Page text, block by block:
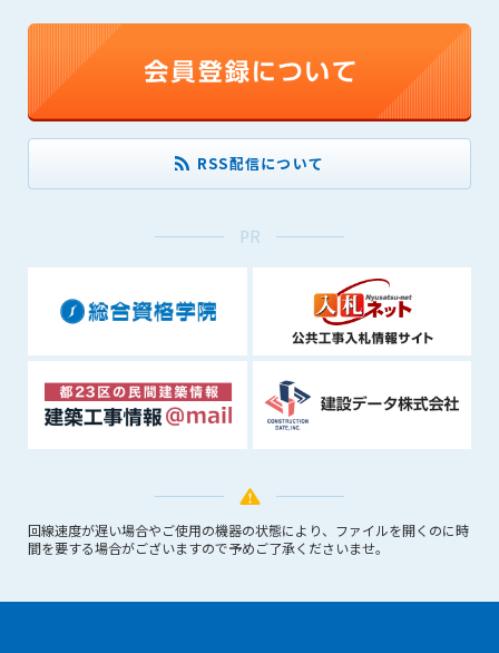
RSS配信について
PR
回線速度が遅い場合やご使用の機器の状態により、ファイルを開くのに時
間を要する場合がございますので予めご了承くださいませ。
(3) 広告掲載料金の支払が遅延した場合
(4) その他、管理者が不適当と判断した場合
第8条（サービスの変更・中止等）
管理者は、会員の承諾なく、本サービス内容の変更(新規追加、
できるものとします。これに起因する会員または他の第三者が
会員の氏名、住所、性別、年齢、メールアドレスその他本サー
ビスの提供に関連して管理者が知り得た会員の個人情報（以下
個人情報といいます）について、管理者は、以下の各号に該当
する場合を除き、第三者に開示または提供しないものとしま
す。
(1) 会員が、自己の個人情報の開示に事前に同意している場合
(2) 個々の会員を特定できない統計的な処理をした形式で第三
者に提供する場合
に必要であると管理者が判断した場合
(4) 法令等により開示を求められた場合
管理者は、会員が登録した内容が以下に該当する、またはその